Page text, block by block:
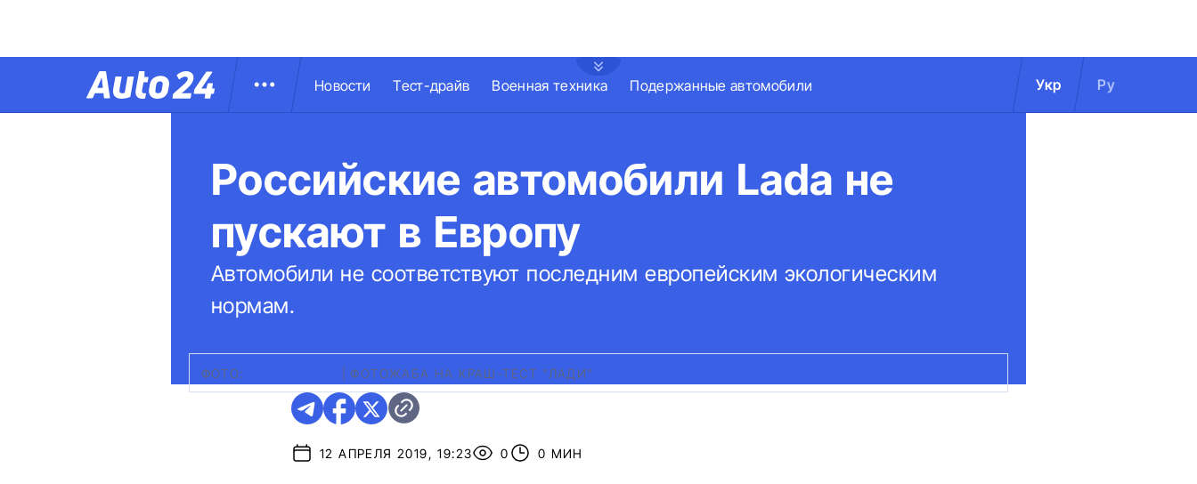
Новости Тест-драйв Военная техника Подержанные автомобили Укр Ру
Российские автомобили Lada не
пускают в Европу
Автомобили не соответствуют последним европейским экологическим
нормам.
ФОТО: ФОТОЖАБА НА КРАШ-ТЕСТ "ЛАДИ"
12 АПРЕЛЯ 2019, 19:23 0 0 МИН